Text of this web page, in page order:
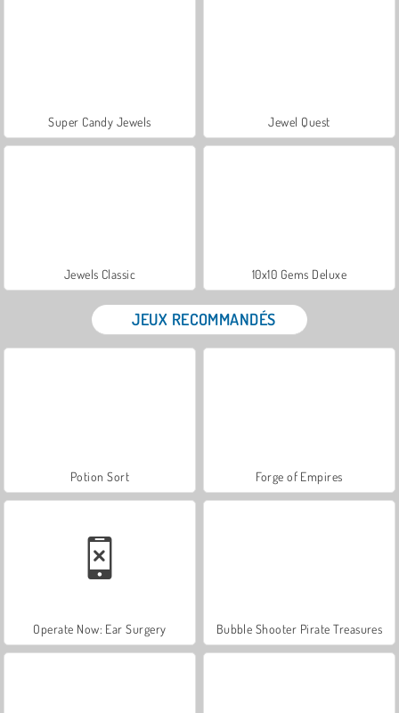
Super Candy Jewels Jewel Quest
Jewels Classic 10x10 Gems Deluxe
JEUX RECOMMANDÉS
Potion Sort Forge of Empires
Operate Now: Ear Surgery Bubble Shooter Pirate Treasures